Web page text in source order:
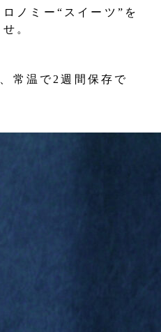
ノミー“スイーツ”を
。
常温で2週間保存で